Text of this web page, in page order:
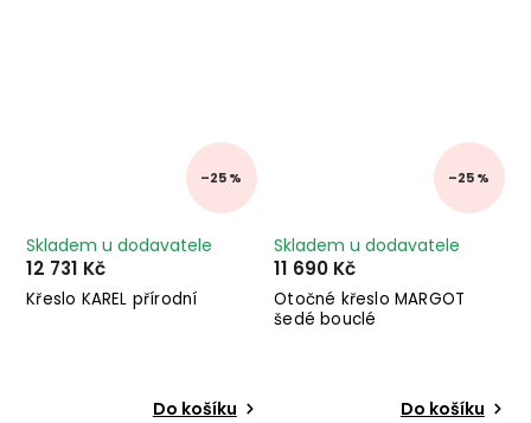
–25 %
Křeslo KAREL přírodní
Skladem u dodavatele
12 731 Kč
Do košíku
–25 %
Otočné křeslo MARGOT
šedé bouclé
Skladem u dodavatele
11 690 Kč
Do košíku